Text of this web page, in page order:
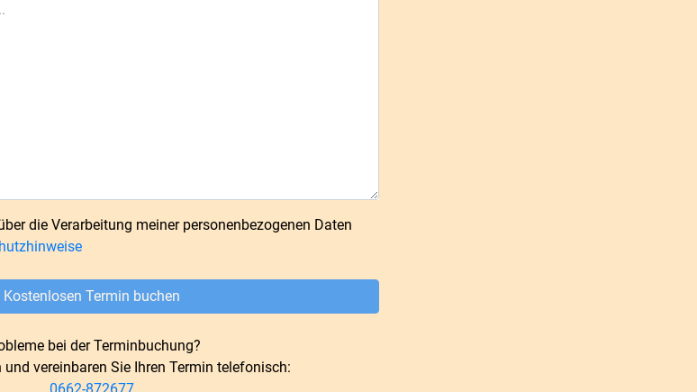
die Verarbeitung meiner personenbezogenen Daten
Kostenlosen Termin buchen
bei der Terminbuchung?
und vereinbaren Sie Ihren Termin telefonisch: